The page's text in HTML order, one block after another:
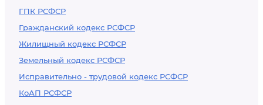
ГПК РСФСР
Гражданский кодекс РСФСР
Жилищный кодекс РСФСР
Земельный кодекс РСФСР
Исправительно - трудовой кодекс РСФСР
КоАП РСФСР